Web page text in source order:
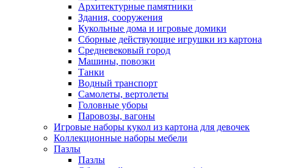
Архитектурные памятники
Здания, сооружения
Кукольные дома и игровые домики
Сборные действующие игрушки из картона
Средневековый город
Машины, повозки
Танки
Водный транспорт
Самолеты, вертолеты
Головные уборы
Паровозы, вагоны
Игровые наборы кукол из картона для девочек
Коллекционные наборы мебели
Пазлы
Пазлы